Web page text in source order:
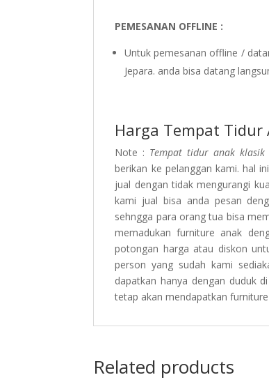
PEMESANAN OFFLINE :
Untuk pemesanan offline /
Jepara. anda bisa datang
Harga Tempat Tidur
Note : Tempat tidur anak
berikan ke pelanggan kami. hal
jual dengan tidak mengurangi
kami jual bisa anda pesan
sehngga para orang tua bisa
memadukan furniture anak
potongan harga atau diskon
person yang sudah kami
dapatkan hanya dengan duduk
tetap akan mendapatkan
Related products